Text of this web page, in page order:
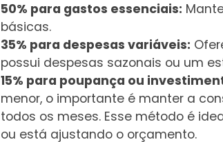
50% para gastos essenciais:
básicas.
35% para despesas variáveis:
possui despesas sazonais ou um
15% para poupança ou
menor, o importante é manter a
todos os meses. Esse método é
ou está ajustando o orçamento.